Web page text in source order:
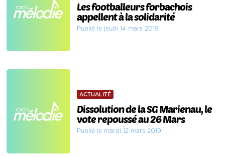
Les footballeurs forbachois
appellent à la solidarité
Publié le jeudi 14 mars 2019
ACTUALITÉ
Dissolution de la SG Marienau, le
vote repoussé au 26 Mars
Publié le mardi 12 mars 2019